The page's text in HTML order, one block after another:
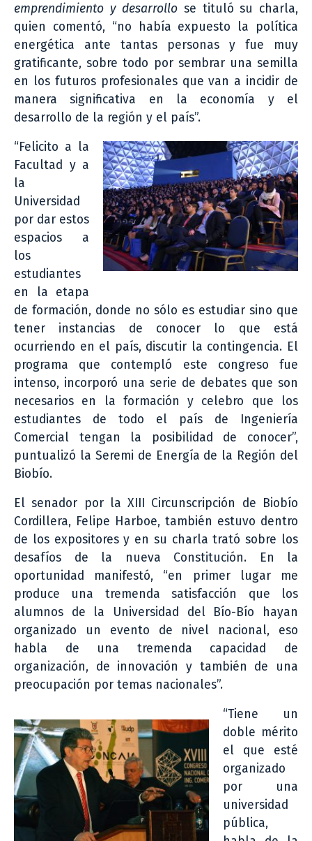
emprendimiento y desarrollo se tituló su charla,
quien comentó, “no había expuesto la política
energética ante tantas personas y fue muy
gratificante, sobre todo por sembrar una semilla
en los futuros profesionales que van a incidir de
manera significativa en la economía y el
desarrollo de la región y el país”.
“Felicito a la
Facultad y a
la
Universidad
por dar estos
espacios a
los
estudiantes
en la etapa
de formación, donde no sólo es estudiar sino que
tener instancias de conocer lo que está
ocurriendo en el país, discutir la contingencia. El
programa que contempló este congreso fue
intenso, incorporó una serie de debates que son
necesarios en la formación y celebro que los
estudiantes de todo el país de Ingeniería
Comercial tengan la posibilidad de conocer”,
puntualizó la Seremi de Energía de la Región del
Biobío.
El senador por la XIII Circunscripción de Biobío
Cordillera, Felipe Harboe, también estuvo dentro
de los expositores y en su charla trató sobre los
desafíos de la nueva Constitución. En la
oportunidad manifestó, “en primer lugar me
produce una tremenda satisfacción que los
alumnos de la Universidad del Bío-Bío hayan
organizado un evento de nivel nacional, eso
habla de una tremenda capacidad de
organización, de innovación y también de una
preocupación por temas nacionales”.
“Tiene un
doble mérito
el que esté
organizado
por una
universidad
pública,